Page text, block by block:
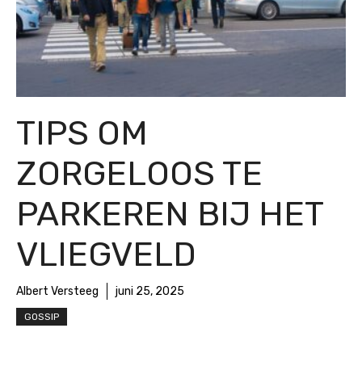
TIPS OM
ZORGELOOS TE
PARKEREN BIJ HET
VLIEGVELD
Albert Versteeg juni 25, 2025
GOSSIP